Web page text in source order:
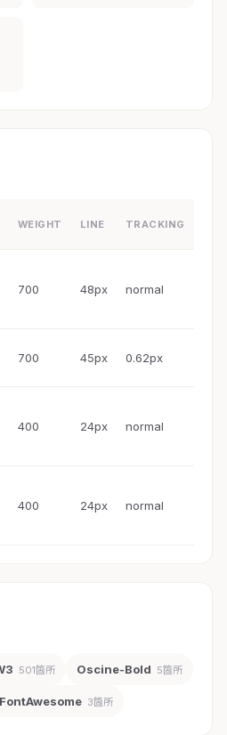
WEIGHT LINE TRACKING
700 48px normal
700 45px 0.62px
400 24px normal
400 24px normal
501箇所 Oscine-Bold 5箇所
FontAwesome 3箇所